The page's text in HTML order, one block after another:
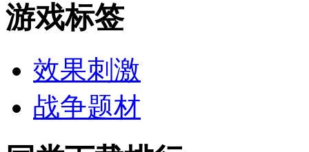
游戏标签
效果刺激
战争题材